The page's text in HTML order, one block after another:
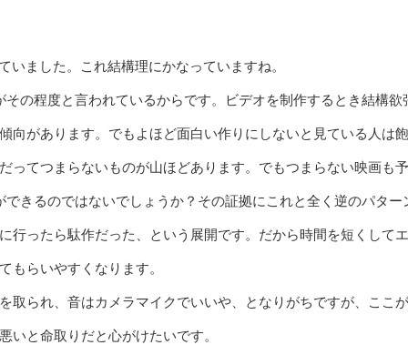
ました。これ結構理にかなっていますね。
の程度と言われているからです。ビデオを制作するとき結構欲
向があります。でもよほど面白い作りにしないと見ている人は
ってつまらないものが山ほどあります。でもつまらない映画も
きるのではないでしょうか？その証拠にこれと全く逆のパター
行ったら駄作だった、という展開です。だから時間を短くして
もらいやすくなります。
取られ、音はカメラマイクでいいや、となりがちですが、ここ
いと命取りだと心がけたいです。